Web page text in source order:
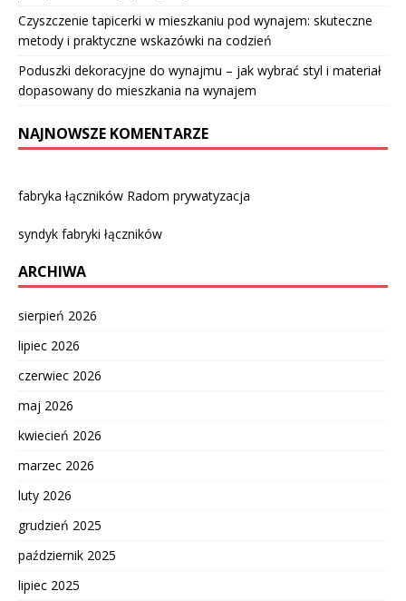
Czyszczenie tapicerki w mieszkaniu pod wynajem: skuteczne
metody i praktyczne wskazówki na codzień
Poduszki dekoracyjne do wynajmu – jak wybrać styl i materiał
dopasowany do mieszkania na wynajem
NAJNOWSZE KOMENTARZE
fabryka łączników Radom prywatyzacja
syndyk fabryki łączników
ARCHIWA
sierpień 2026
lipiec 2026
czerwiec 2026
maj 2026
kwiecień 2026
marzec 2026
luty 2026
grudzień 2025
październik 2025
lipiec 2025